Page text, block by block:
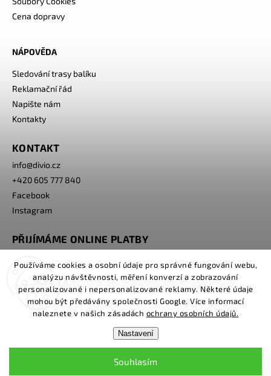
Používáme cookies a osobní údaje pro správné fungování webu,
analýzu návštěvnosti, měření konverzí a zobrazování
personalizované i nepersonalizované reklamy. Některé údaje
mohou být předávány společnosti Google. Více informací
naleznete v našich zásadách ochrany osobních údajů.
Nastavení
Souhlasím
Cena dopravy
NÁPOVĚDA
Sledování trasy balíku
Reklamační řád
Napište nám
Kontakty
KONTAKT
info@divio.cz
+420 605 777 840
Facebook
Instagram
PŘIJÍMÁME ONLINE PLATBY